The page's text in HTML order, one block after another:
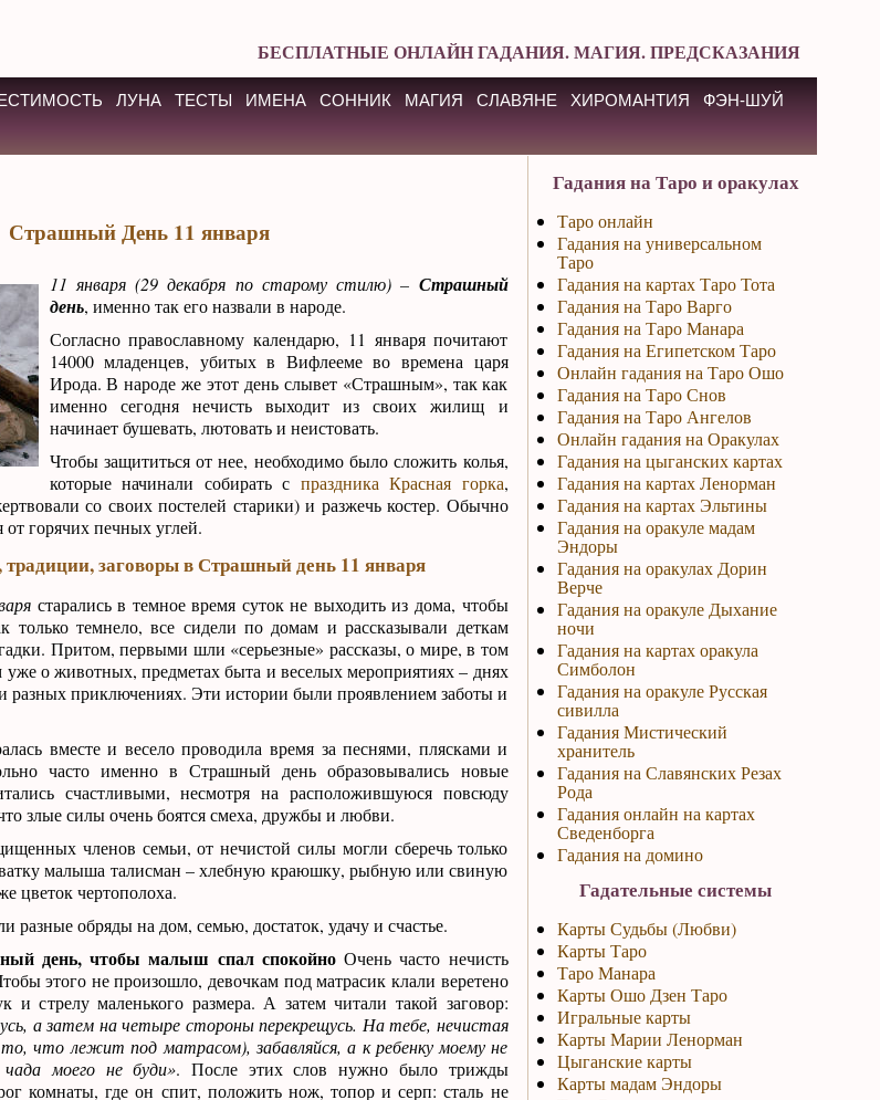
БЕСПЛАТНЫЕ ОНЛАЙН ГАДАНИЯ. МАГИЯ. ПРЕДСКАЗАНИЯ
ЛУНА ТЕСТЫ ИМЕНА СОННИК МАГИЯ СЛАВЯНЕ ХИРОМАНТИЯ
ФЭН-ШУЙ
Страшный День 11 января
11 января (29 декабря по старому стилю) – Страшный
день, именно так его назвали в народе.
Согласно православному календарю, 11 января почитают
14000 младенцев, убитых в Вифлееме во времена царя
Ирода. В народе же этот день слывет «Страшным», так как
именно сегодня нечисть выходит из своих жилищ и
начинает бушевать, лютовать и неистовать.
Чтобы защититься от нее, необходимо было сложить колья,
которые начинали собирать с праздника Красная горка,
со своих постелей старики) и разжечь костер. Обычно
от горячих печных углей.
заговоры в Страшный день 11 января
старались в темное время суток не выходить из дома, чтобы
только темнело, все сидели по домам и рассказывали деткам
Притом, первыми шли «серьезные» рассказы, о мире, в том
уже о животных, предметах быта и веселых мероприятиях – днях
разных приключениях. Эти истории были проявлением заботы и
вместе и весело проводила время за песнями, плясками и
часто именно в Страшный день образовывались новые
счастливыми, несмотря на расположившуюся повсюду
злые силы очень боятся смеха, дружбы и любви.
членов семьи, от нечистой силы могли сберечь только
малыша талисман – хлебную краюшку, рыбную или свиную
цветок чертополоха.
обряды на дом, семью, достаток, удачу и счастье.
день, чтобы малыш спал спокойноОчень часто нечисть
этого не произошло, девочкам под матрасик клали веретено
и стрелу маленького размера. А затем читали такой заговор:
а затем на четыре стороны перекрещусь. На тебе, нечистая
что лежит под матрасом), забавляйся, а к ребенку моему не
моего не буди». После этих слов нужно было трижды
комнаты, где он спит, положить нож, топор и серп: сталь не
Гадания на Таро и оракулах
Таро онлайн
Гадания на универсальном
Таро
Гадания на картах Таро Тота
Гадания на Таро Варго
Гадания на Таро Манара
Гадания на Египетском Таро
Онлайн гадания на Таро Ошо
Гадания на Таро Снов
Гадания на Таро Ангелов
Онлайн гадания на Оракулах
Гадания на цыганских картах
Гадания на картах Ленорман
Гадания на картах Эльтины
Гадания на оракуле мадам
Эндоры
Гадания на оракулах Дорин
Верче
Гадания на оракуле Дыхание
ночи
Гадания на картах оракула
Симболон
Гадания на оракуле Русская
сивилла
Гадания Мистический
хранитель
Гадания на Славянских Резах
Рода
Гадания онлайн на картах
Сведенборга
Гадания на домино
Гадательные системы
Карты Судьбы (Любви)
Карты Таро
Таро Манара
Карты Ошо Дзен Таро
Игральные карты
Карты Марии Ленорман
Цыганские карты
Карты мадам Эндоры